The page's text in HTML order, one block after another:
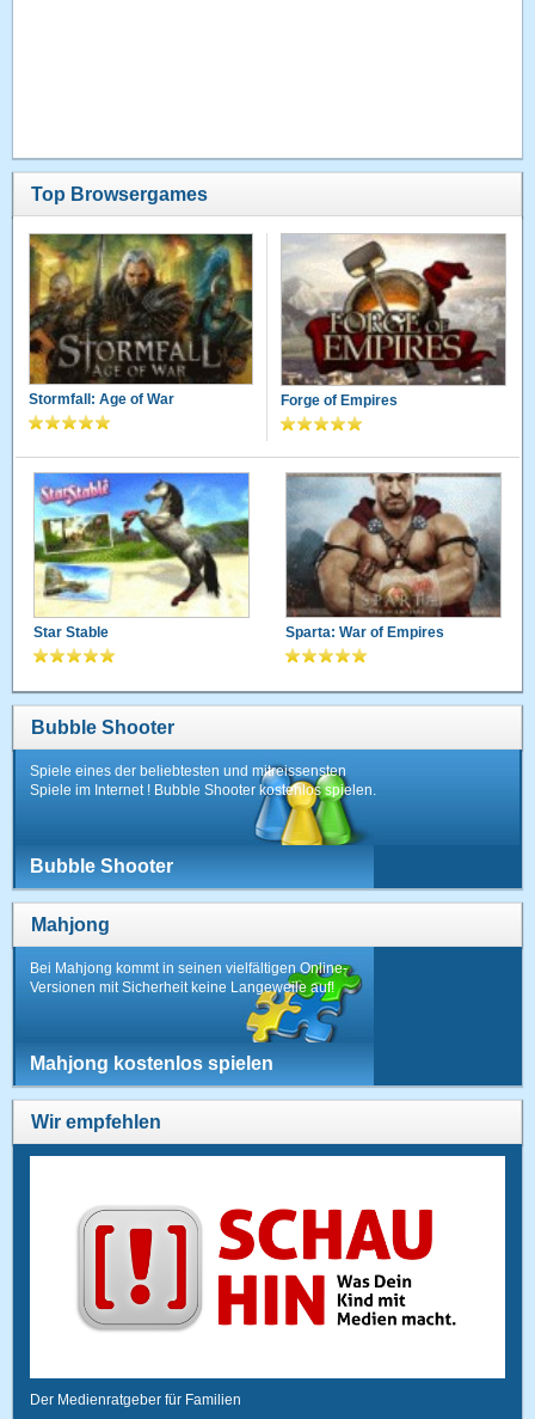
Top Browsergames
Stormfall: Age of War Forge of Empires
Star Stable Sparta: War of Empires
Bubble Shooter
Spiele eines der beliebtesten und mitreissensten
Spiele im Internet ! Bubble Shooter kostenlos spielen.
Bubble Shooter
Mahjong
Bei Mahjong kommt in seinen vielfältigen Online-
Versionen mit Sicherheit keine Langeweile auf!
Mahjong kostenlos spielen
Wir empfehlen
Der Medienratgeber für Familien